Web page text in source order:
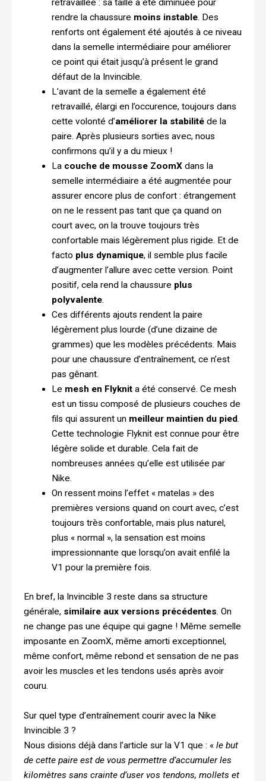
retravaillée : sa taille a été diminuée pour
rendre la chaussure moins instable. Des
renforts ont également été ajoutés à ce niveau
dans la semelle intermédiaire pour améliorer
ce point qui était jusqu’à présent le grand
défaut de la Invincible.
L’avant de la semelle a également été
retravaillé, élargi en l’occurence, toujours dans
cette volonté d’améliorer la stabilitéde la
paire. Après plusieurs sorties avec, nous
confirmons qu’il y a du mieux !
La couche de mousse ZoomXdans la
semelle intermédiaire a été augmentée pour
assurer encore plus de confort : étrangement
on ne le ressent pas tant que ça quand on
court avec, on la trouve toujours très
confortable mais légèrement plus rigide. Et de
facto plus dynamique, il semble plus facile
d’augmenter l’allure avec cette version. Point
positif, cela rend la chaussure plus
polyvalente.
Ces différents ajouts rendent la paire
légèrement plus lourde (d’une dizaine de
grammes) que les modèles précédents. Mais
pour une chaussure d’entraînement, ce n’est
pas gênant.
Le mesh en Flyknita été conservé. Ce mesh
est un tissu composé de plusieurs couches de
fils qui assurent un meilleur maintien du pied.
Cette technologie Flyknit est connue pour être
légère solide et durable. Cela fait de
nombreuses années qu’elle est utilisée par
Nike.
On ressent moins l’effet « matelas » des
premières versions quand on court avec, c’est
toujours très confortable, mais plus naturel,
plus « normal », la sensation est moins
impressionnante que lorsqu’on avait enfilé la
V1 pour la première fois.
En bref, la Invincible 3 reste dans sa structure
générale, similaire aux versions précédentes . On
ne change pas une équipe qui gagne ! Même semelle
imposante en ZoomX, même amorti exceptionnel,
même confort, même rebond et sensation de ne pas
avoir les muscles et les tendons usés après avoir
couru.
Sur quel type d’entraînement courir avec la Nike
Invincible 3 ?
Nous disions déjà dans l’article sur la V1 que : « le but
de cette paire est de vous permettre d’accumuler les
kilomètres sans crainte d’user vos tendons, mollets et